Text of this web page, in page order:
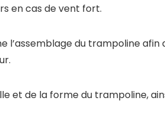
en cas de vent fort.
du trampoline afin
et de la forme du trampoline,